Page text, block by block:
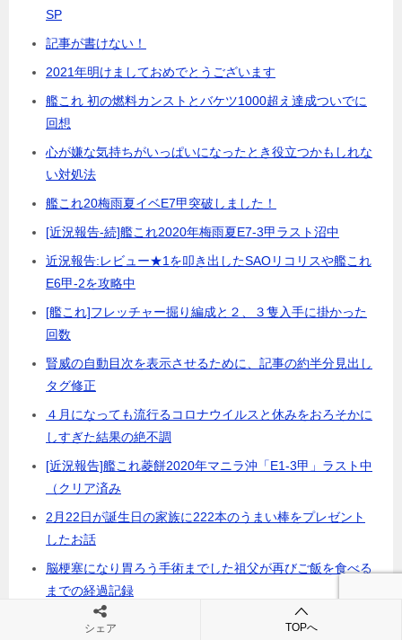
SP
記事が書けない！
2021年明けましておめでとうございます
艦これ 初の燃料カンストとバケツ1000超え達成ついでに
回想
心が嫌な気持ちがいっぱいになったとき役立つかもしれな
い対処法
艦これ20梅雨夏イベE7甲突破しました！
[近況報告-続]艦これ2020年梅雨夏E7-3甲ラスト沼中
近況報告:レビュー★1を叩き出したSAOリコリスや艦これ
E6甲-2を攻略中
[艦これ]フレッチャー掘り編成と２、３隻入手に掛かった
回数
賢威の自動目次を表示させるために、記事の約半分見出し
タグ修正
４月になっても流行るコロナウイルスと休みをおろそかに
しすぎた結果の絶不調
[近況報告]艦これ菱餅2020年マニラ沖「E1-3甲」ラスト中
（クリア済み
2月22日が誕生日の家族に222本のうまい棒をプレゼント
したお話
脳梗塞になり胃ろう手術までした祖父が再びご飯を食べる
までの経過記録
近況報告:艦これ 2019年秋イベ「E6甲」突破しました
シェア TOPへ